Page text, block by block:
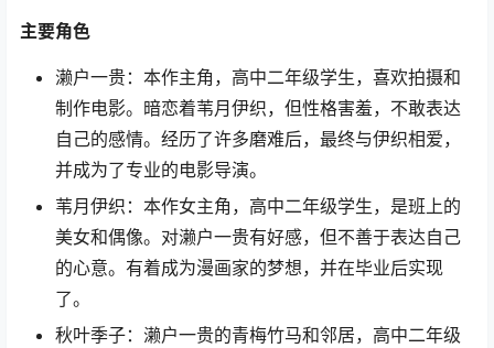
主要角色
濑户一贵：本作主角，高中二年级学生，喜欢拍摄和
制作电影。暗恋着苇月伊织，但性格害羞，不敢表达
自己的感情。经历了许多磨难后，最终与伊织相爱，
并成为了专业的电影导演。
苇月伊织：本作女主角，高中二年级学生，是班上的
美女和偶像。对濑户一贵有好感，但不善于表达自己
的心意。有着成为漫画家的梦想，并在毕业后实现
了。
秋叶季子：濑户一贵的青梅竹马和邻居，高中二年级